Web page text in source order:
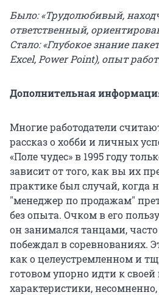
Было: «Трудолюбивый,
ответственный,
Стало: «Глубокое знание
Excel, Power Point), опыт
Дополнительная
Многие работодатели
рассказ о хобби и личных
«Поле чудес» в 1995 году
зависит от того, как вы их
практике был случай, когда
"менеджер по продажам"
без опыта. Очком в его
он занимался танцами,
побеждал в соревнованиях.
как о целеустремленном и
готовом упорно идти к своей
характеристики,